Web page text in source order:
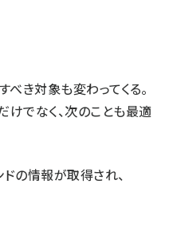
べき対象も変わってくる。
でなく、次のことも最適
の情報が取得され、